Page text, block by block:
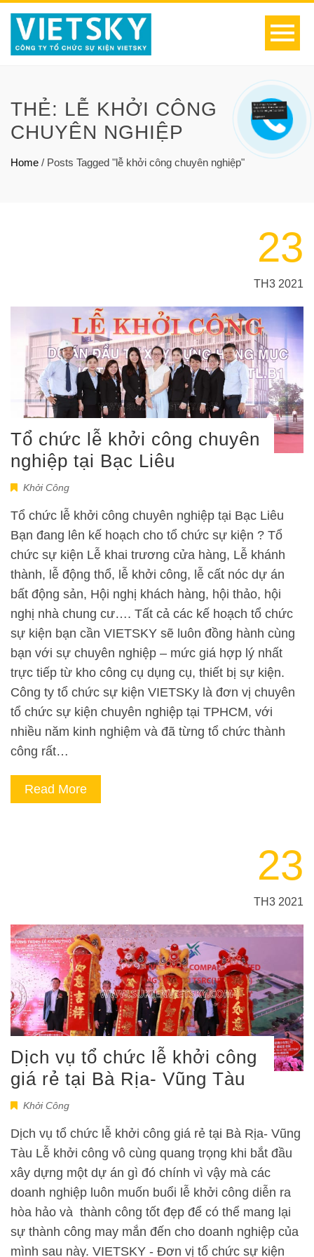
THẺ: LỄ KHỞI CÔNG
CHUYÊN NGHIỆP
Home / Posts Tagged "lễ khởi công chuyên nghiệp"
23
TH3 2021
Tổ chức lễ khởi công chuyên
nghiệp tại Bạc Liêu
Khởi Công
Tổ chức lễ khởi công chuyên nghiệp tại Bạc Liêu
Bạn đang lên kế hoạch cho tổ chức sự kiện ? Tổ
chức sự kiện Lễ khai trương cửa hàng, Lễ khánh
thành, lễ động thổ, lễ khởi công, lễ cất nóc dự án
bất động sản, Hội nghị khách hàng, hội thảo, hội
nghị nhà chung cư…. Tất cả các kế hoạch tổ chức
sự kiện bạn cần VIETSKY sẽ luôn đồng hành cùng
bạn với sự chuyên nghiệp – mức giá hợp lý nhất
trực tiếp từ kho công cụ dụng cụ, thiết bị sự kiện.
Công ty tổ chức sự kiện VIETSKy là đơn vị chuyên
tổ chức sự kiện chuyên nghiệp tại TPHCM, với
nhiều năm kinh nghiệm và đã từng tổ chức thành
công rất…
Read More
23
TH3 2021
Dịch vụ tổ chức lễ khởi công
giá rẻ tại Bà Rịa- Vũng Tàu
Khởi Công
Dịch vụ tổ chức lễ khởi công giá rẻ tại Bà Rịa- Vũng
Tàu Lễ khởi công vô cùng quang trọng khi bắt đầu
xây dựng một dự án gì đó chính vì vậy mà các
doanh nghiệp luôn muốn buổi lễ khởi công diễn ra
hòa hảo và thành công tốt đẹp để có thể mang lại
sự thành công may mắn đến cho doanh nghiệp của
mình sau này. VIETSKY - Đơn vị tổ chức sự kiện